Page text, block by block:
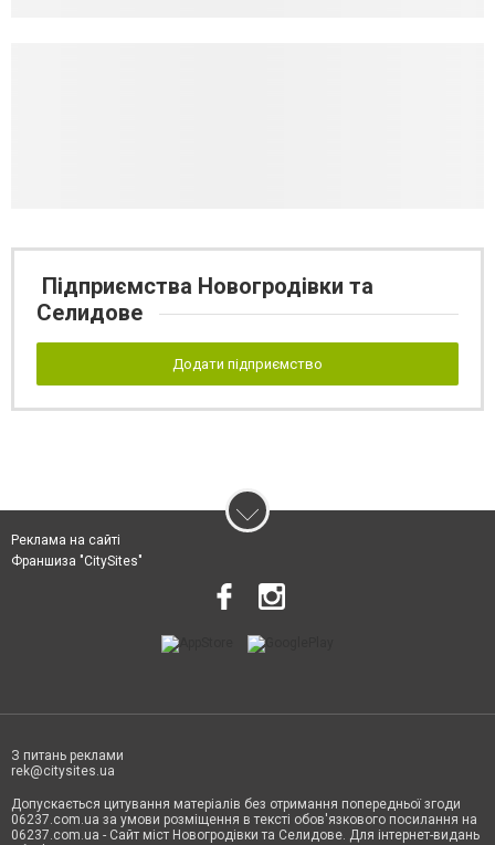
Підприємства Новогродівки та
Селидове
Додати підприємство
Реклама на сайті
Франшиза "CitySites"
З питань реклами
rek@citysites.ua
Допускається цитування матеріалів без отримання попередньої згоди
06237.com.ua за умови розміщення в тексті обов'язкового посилання на
06237.com.ua - Сайт міст Новогродівки та Селидове. Для інтернет-видань